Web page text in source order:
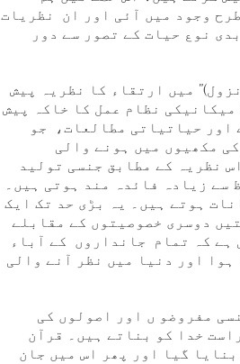
وجود میں آئی اور ان نظریات
نوع حیات کے تصور سے دور
نزول)” میں ارتقاء کا نظریہ پیش
نظام عمل کا خاکہ پیش
اور حیاتیاتی مطالعات، جو
مکھیوں میں ہونے والی
نظریہ کے مطابق جنسی تولید
سے زیادہ فائدہ مند ہوتی ہیں۔
ہوتے ہیں۔ یہ بڑی حد تک ایک
دوسری خصوصیتوں کے مقابلے
ہے کہ تمام جانداروں کے آباء
اور دنیا میں نظر آنے والی
مفروضو ں اور اصولوں کی
خدا کو بناتے ہیں۔ قرآن
گیا اور پھر اس میں جان